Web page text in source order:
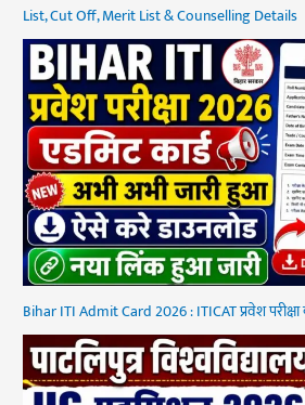
List, Cut Off, Merit List & Counselling Details
Bihar ITI Admit Card 2026 : ITICAT प्रवेश परीक्षा